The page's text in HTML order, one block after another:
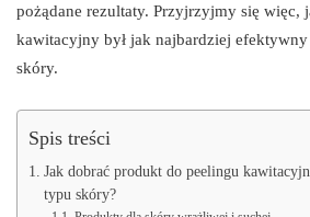
pożądane rezultaty. Przyjrzyjmy się więc,
kawitacyjny był jak najbardziej
skóry.
Spis treści
Jak dobrać produkt do peelingu
typu skóry?